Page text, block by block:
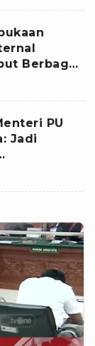
Berbagai
Korupsi
PU
Jadi